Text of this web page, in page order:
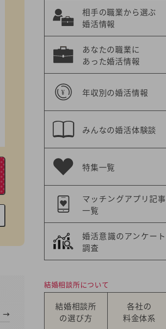
相手の職業から選ぶ
婚活情報
あなたの職業に
あった婚活情報
年収別の婚活情報
みんなの婚活体験談
特集一覧
マッチングアプリ記事
一覧
婚活意識のアンケート
調査
結婚相談所について
結婚相談所
の選び方
各社の
料金体系